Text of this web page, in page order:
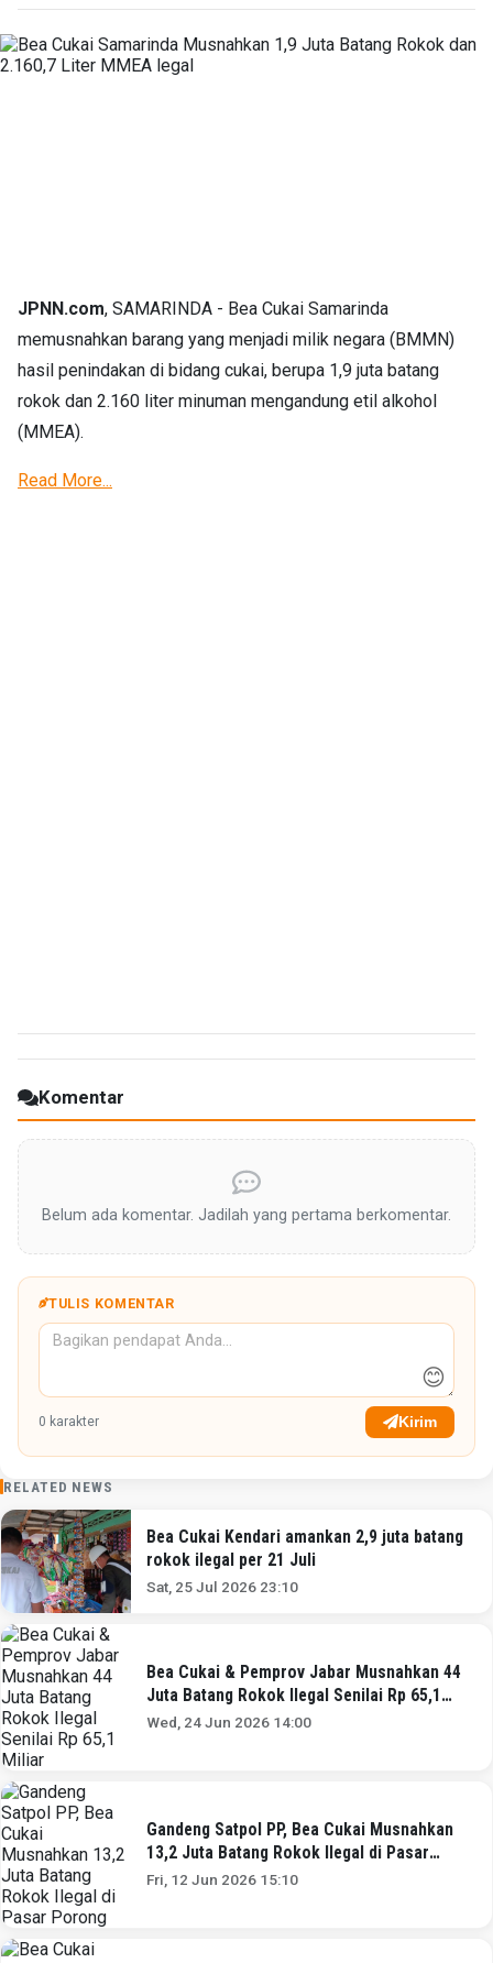
JPNN.com, SAMARINDA - Bea Cukai Samarinda
memusnahkan barang yang menjadi milik negara (BMMN)
hasil penindakan di bidang cukai, berupa 1,9 juta batang
rokok dan 2.160 liter minuman mengandung etil alkohol
(MMEA).
Read More...
Komentar
Belum ada komentar. Jadilah yang pertama berkomentar.
TULIS KOMENTAR
😊
0 karakter Kirim
RELATED NEWS
Bea Cukai Kendari amankan 2,9 juta batang
rokok ilegal per 21 Juli
Sat, 25 Jul 2026 23:10
Bea Cukai & Pemprov Jabar Musnahkan 44
Juta Batang Rokok Ilegal Senilai Rp 65,1
Miliar
Wed, 24 Jun 2026 14:00
Gandeng Satpol PP, Bea Cukai Musnahkan
13,2 Juta Batang Rokok Ilegal di Pasar
Porong
Fri, 12 Jun 2026 15:10